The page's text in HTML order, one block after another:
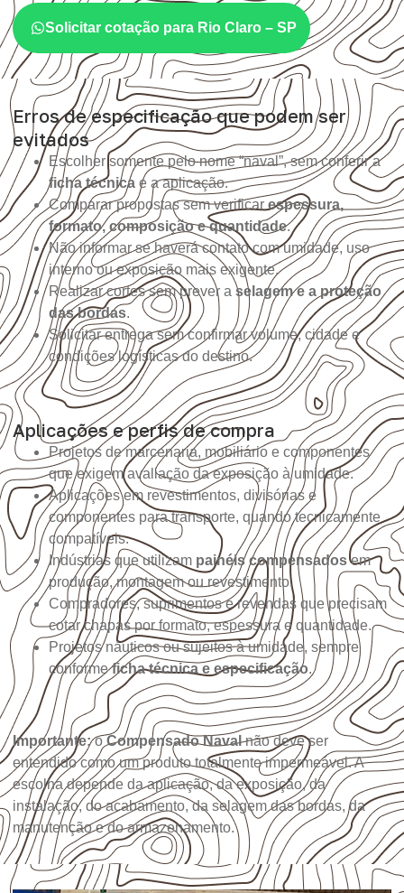
Solicitar cotação para Rio Claro – SP
Erros de especificação que podem ser
evitados
Escolher somente pelo nome “naval”, sem conferir a
ficha técnica e a aplicação.
Comparar propostas sem verificar espessura,
formato, composição e quantidade.
Não informar se haverá contato com umidade, uso
interno ou exposição mais exigente.
Realizar cortes sem prever a selagem e a proteção
das bordas.
Solicitar entrega sem confirmar volume, cidade e
condições logísticas do destino.
Aplicações e perfis de compra
Projetos de marcenaria, mobiliário e componentes
que exigem avaliação da exposição à umidade.
Aplicações em revestimentos, divisórias e
componentes para transporte, quando tecnicamente
compatíveis.
Indústrias que utilizam painéis compensadosem
produção, montagem ou revestimento.
Compradores, suprimentos e revendas que precisam
cotar chapas por formato, espessura e quantidade.
Projetos náuticos ou sujeitos à umidade, sempre
conformeficha técnica e especificação.
Importante:oCompensado Navalnão deve ser
entendido como um produto totalmente impermeável. A
escolha depende da aplicação, da exposição, da
instalação, do acabamento, da selagem das bordas, da
manutenção e do armazenamento.